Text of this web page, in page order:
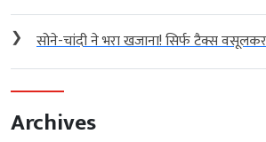
❯ सोने-चांदी ने भरा खजाना! सिर्फ टैक्स
Archives